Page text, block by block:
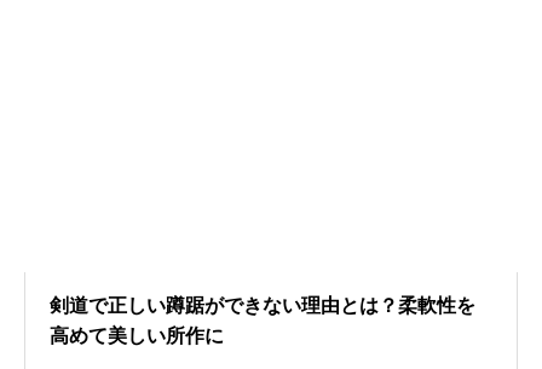
剣道で正しい蹲踞ができない理由とは？柔軟性を
高めて美しい所作に